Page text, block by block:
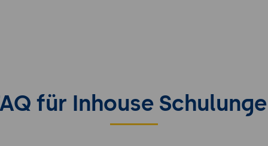
für Inhouse